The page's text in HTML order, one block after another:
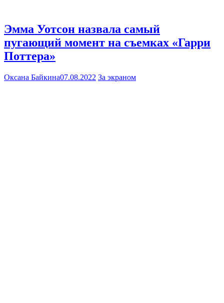
Эмма Уотсон назвала самый
пугающий момент на съемках «Гарри
Поттера»
Оксана Байкина07.08.2022 За экраном